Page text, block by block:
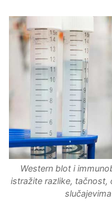
Western blot i
istražite razlike, tačnost,